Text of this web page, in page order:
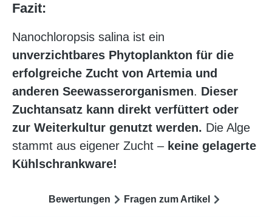
Fazit:
Nanochloropsis salina ist ein
unverzichtbares Phytoplankton für die
erfolgreiche Zucht von Artemia und
anderen Seewasserorganismen. Dieser
Zuchtansatz kann direkt verfüttert oder
zur Weiterkultur genutzt werden. Die Alge
stammt aus eigener Zucht – keine gelagerte
Kühlschrankware!
Bewertungen Fragen zum Artikel